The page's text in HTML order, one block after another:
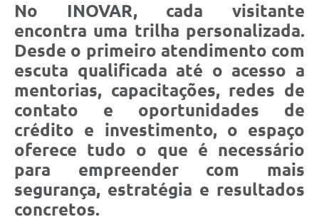
No INOVAR, cada visitante
encontra uma trilha personalizada.
Desde o primeiro atendimento com
escuta qualificada até o acesso a
mentorias, capacitações, redes de
contato e oportunidades de
crédito e investimento, o espaço
oferece tudo o que é necessário
para empreender com mais
segurança, estratégia e resultados
concretos.